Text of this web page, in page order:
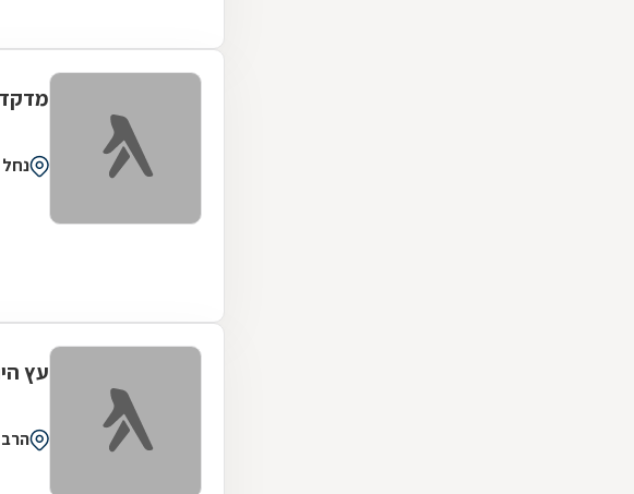
נחל
עץ
הרב